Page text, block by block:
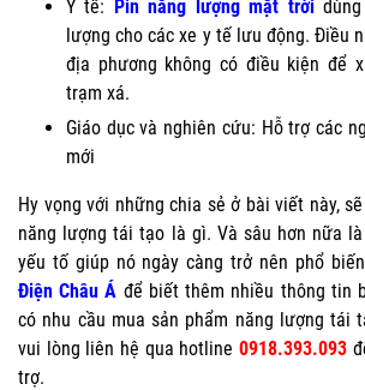
Y tế: Pin năng lượng mặt trờidùng
lượng cho các xe y tế lưu động. Điều
địa phương không có điều kiện để
trạm xá.
Giáo dục và nghiên cứu: Hỗ trợ các
mới
Hy vọng với những chia sẻ ở bài viết này,
năng lượng tái tạo là gì. Và sâu hơn nữa
yếu tố giúp nó ngày càng trở nên phổ
Điện Châu Á để biết thêm nhiều thông tin
có nhu cầu mua sản phẩm năng lượng tái
vui lòng liên hệ qua hotline 0918.393.093
trợ.